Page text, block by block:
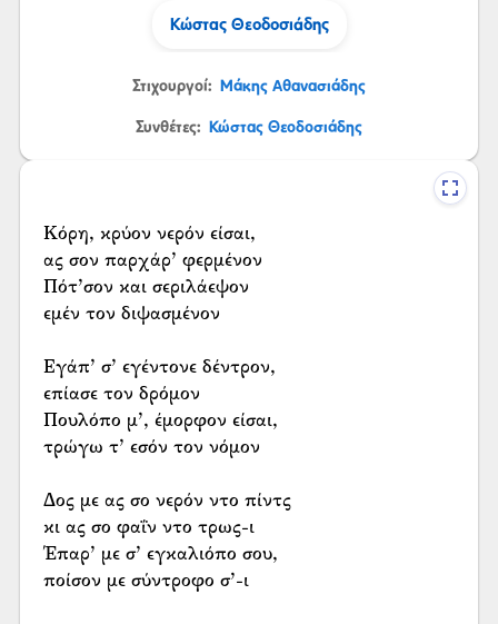
Κώστας Θεοδοσιάδης
Στιχουργοί: Μάκης Αθανασιάδης
Συνθέτες: Κώστας Θεοδοσιάδης
Κόρη, κρύον νερόν είσαι,
ας σον παρχάρ’ φερμένον
Πότ’σον και σεριλάεψον
εμέν τον διψασμένον
Εγάπ’ σ’ εγέντονε δέντρον,
επίασε τον δρόμον
Πουλόπο μ’, έμορφον είσαι,
τρώγω τ’ εσόν τον νόμον
Δος με ας σο νερόν ντο πίντς
κι ας σο φαΐν ντο τρως-ι
Έπαρ’ με σ’ εγκαλιόπο σου,
ποίσον με σύντροφο σ’-ι